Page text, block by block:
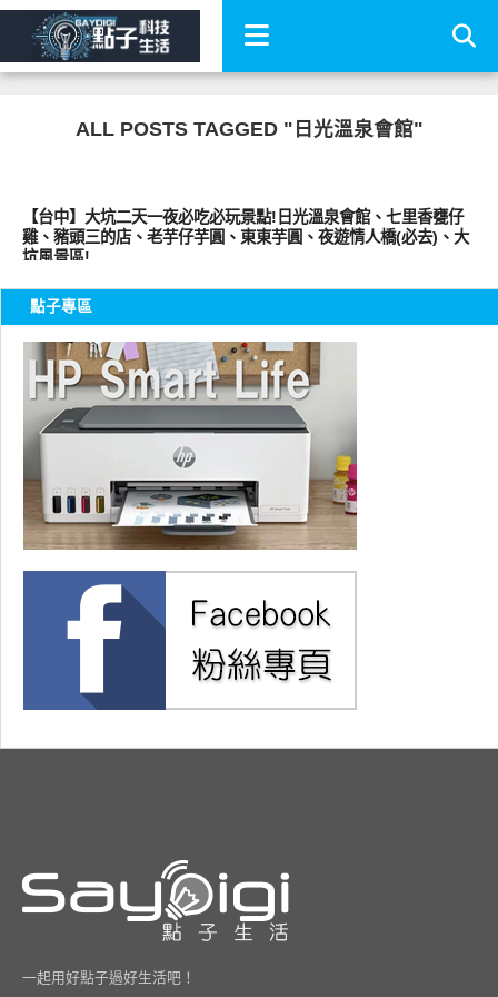
ALL POSTS TAGGED "日光溫泉會館"
【台中】大坑二天一夜必吃必玩景點!日光溫泉會館、七里香甕仔
雞、豬頭三的店、老芋仔芋圓、東東芋圓、夜遊情人橋(必去)、大
坑風景區!
點子專區
一起用好點子過好生活吧！